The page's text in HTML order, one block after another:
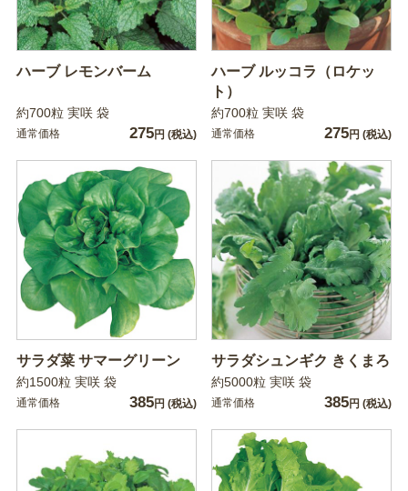
ハーブ レモンバーム
約700粒 実咲 袋
通常価格 275円 (税込)
ハーブ ルッコラ（ロケッ
ト）
約700粒 実咲 袋
通常価格 275円 (税込)
サラダ菜 サマーグリーン
約1500粒 実咲 袋
通常価格 385円 (税込)
サラダシュンギク きくまろ
約5000粒 実咲 袋
通常価格 385円 (税込)